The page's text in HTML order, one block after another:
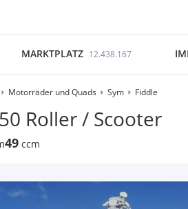
MARKTPLATZ 12.438.167
Motorräder und Quads Sym Fiddle
Roller / Scooter
49 ccm